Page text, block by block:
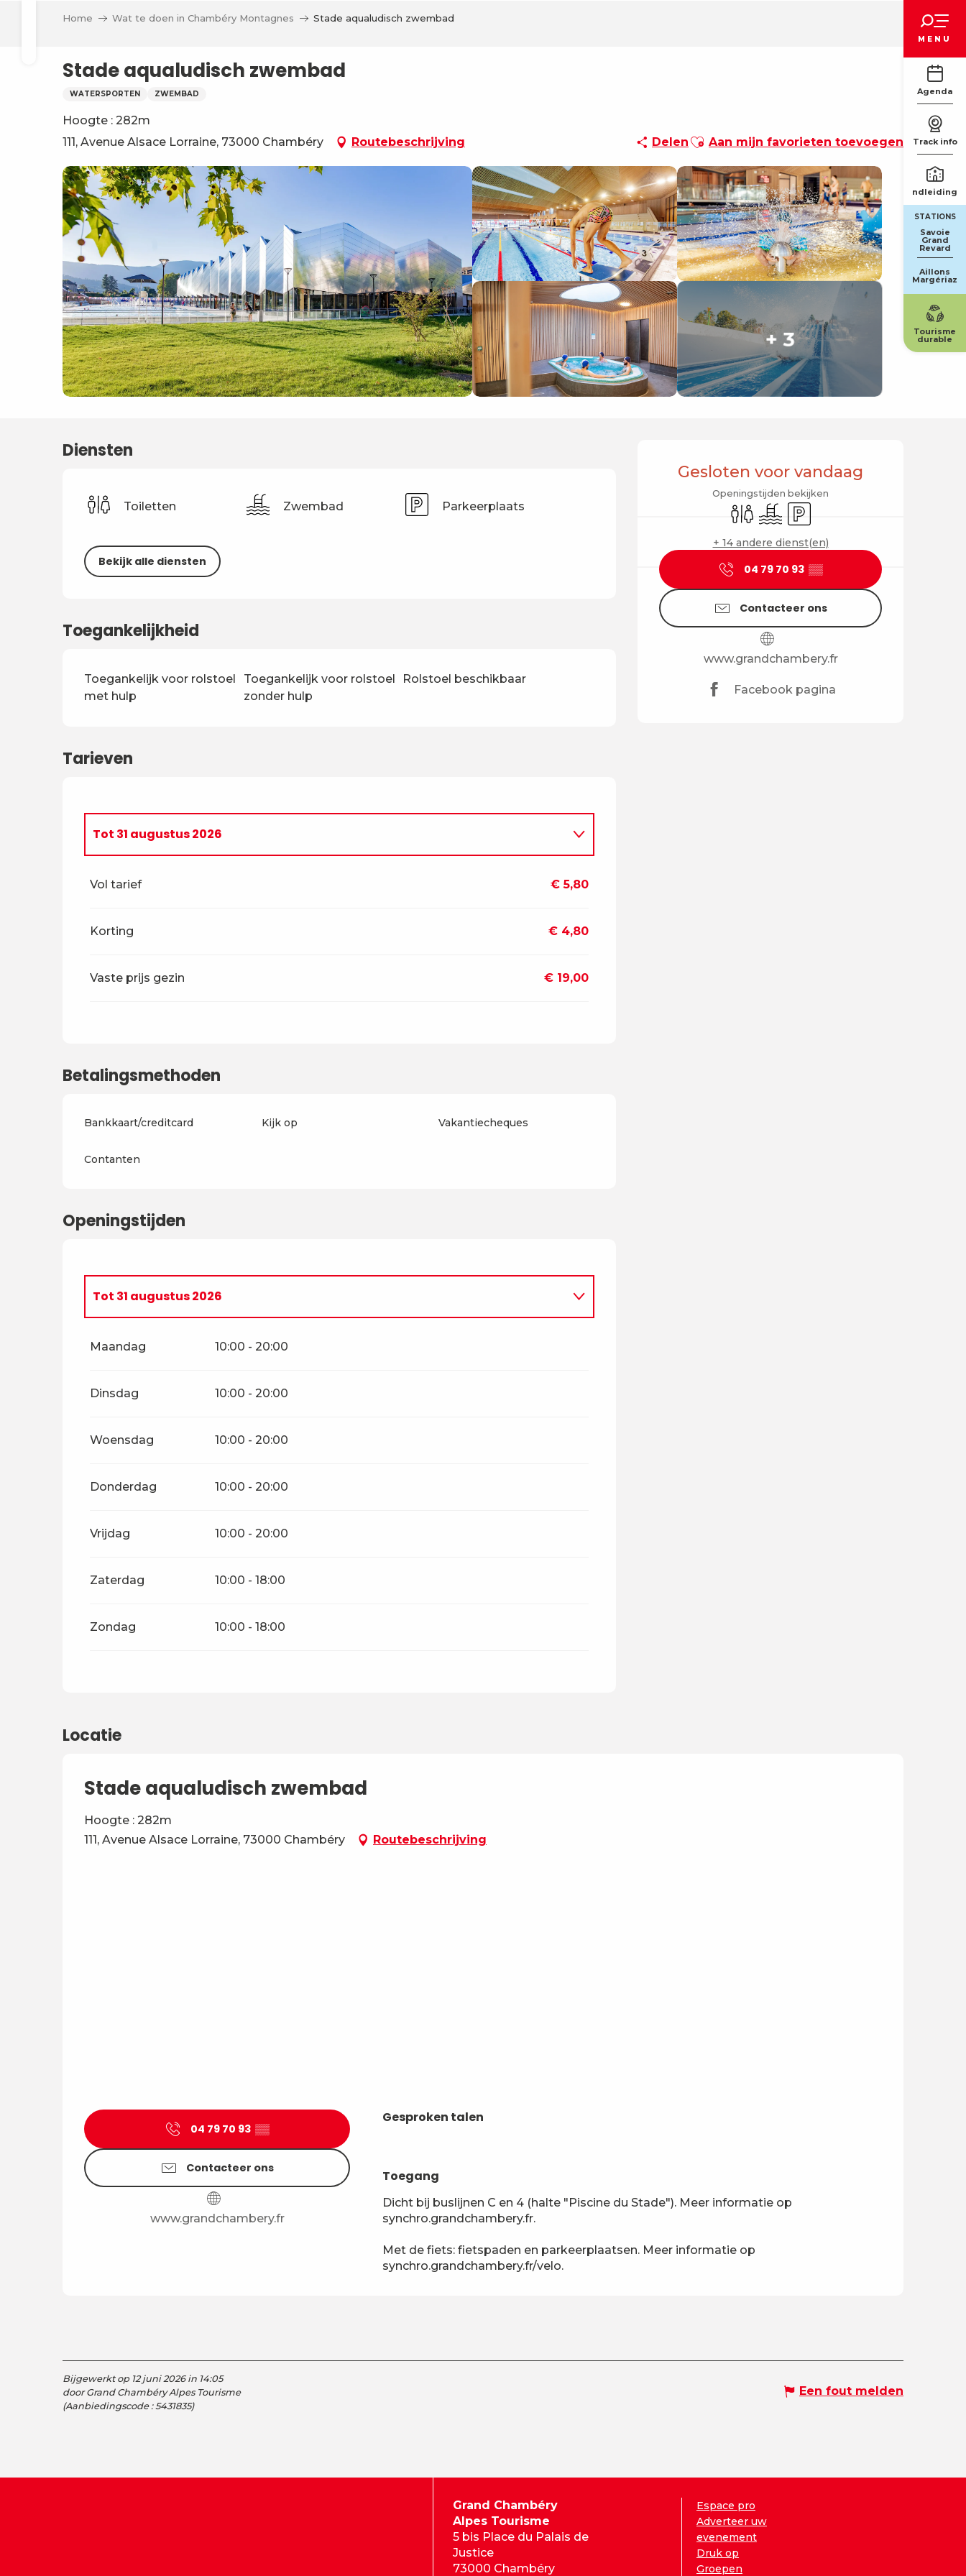
MENU
Agenda
Track info
STATIONS
Savoie
Grand
Revard
Aillons
Margériaz
Tourisme
durable
Home Wat te doen in Chambéry Montagnes Stade aqualudisch zwembad
Stade aqualudisch zwembad
WATERSPORTEN ZWEMBAD
Hoogte : 282m
111, Avenue Alsace Lorraine, 73000 Chambéry
Routebeschrijving Delen Ajouter aux favoris
Aan mijn favorieten toevoegen
+ 3
Openingstijden en
Gesloten voor vandaag
Openingstijden bekijken
ToilettenZwembadParkeerplaats
+ 14 andere dienst(en)
04 79 70 93 ▒▒
Contacteer ons
www.grandchambery.fr
Facebook pagina
Diensten
Toiletten Zwembad Parkeerplaats
Bekijk alle diensten
Toegankelijkheid
Toegankelijk voor rolstoel
met hulp
Toegankelijk voor rolstoel
zonder hulp
Rolstoel beschikbaar
Tarieven
Van 19 januari 2026
Tot 31 augustus 2026
Vol tarief € 5,80
Korting € 4,80
Vaste prijs gezin € 19,00
Betalingsmethoden
Bankkaart/creditcard Kijk op Vakantiecheques
Contanten
Openingstijden
Vanaf 19 januari 2026 tot 3 mei 2026
Tot 31 augustus 2026
Maandag 10:00 - 20:00
Dinsdag 10:00 - 20:00
Woensdag 10:00 - 20:00
Donderdag 10:00 - 20:00
Vrijdag 10:00 - 20:00
Zaterdag 10:00 - 18:00
Zondag 10:00 - 18:00
Locatie
Stade aqualudisch zwembad
Hoogte : 282m
111, Avenue Alsace Lorraine, 73000 Chambéry
Routebeschrijving
04 79 70 93 ▒▒
Contacteer ons
www.grandchambery.fr
Gesproken talen
Gesproken talen
Toegang
Toegang
Dicht bij buslijnen C en 4 (halte "Piscine du Stade"). Meer informatie op
synchro.grandchambery.fr.
Met de fiets: fietspaden en parkeerplaatsen. Meer informatie op
synchro.grandchambery.fr/velo.
Bijgewerkt op 12 juni 2026 in 14:05
door Grand Chambéry Alpes Tourisme
(Aanbiedingscode :5431835)
Een fout melden
Grand Chambéry
Alpes Tourisme
5 bis Place du Palais de
Justice
73000 Chambéry
Espace pro
Adverteer uw
evenement
Druk op
Groepen